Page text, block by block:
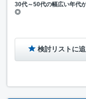
30代～50代の幅広い年代
◎
検討リストに